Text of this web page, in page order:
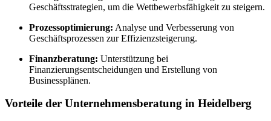
Geschäftsstrategien, um die Wettbewerbsfähigkeit zu steigern.
Prozessoptimierung: Analyse und Verbesserung von
Geschäftsprozessen zur Effizienzsteigerung.
Finanzberatung: Unterstützung bei
Finanzierungsentscheidungen und Erstellung von
Businessplänen.
Vorteile der Unternehmensberatung in Heidelberg